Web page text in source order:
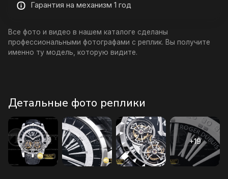
Гарантия на механизм 1 год
Все фото и видео в нашем каталоге сделаны
профессиональными фотографами с реплик. Вы получите
именно ту модель, которую видите.
Детальные фото реплики